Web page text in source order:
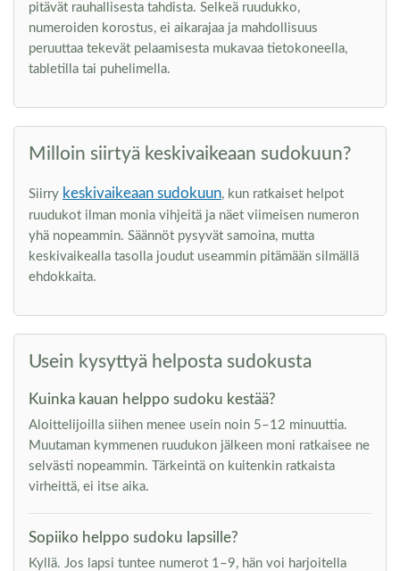
pitävät rauhallisesta tahdista. Selkeä ruudukko,
numeroiden korostus, ei aikarajaa ja mahdollisuus
peruuttaa tekevät pelaamisesta mukavaa tietokoneella,
tabletilla tai puhelimella.
Milloin siirtyä keskivaikeaan sudokuun?
Siirry keskivaikeaan sudokuun, kun ratkaiset helpot
ruudukot ilman monia vihjeitä ja näet viimeisen numeron
yhä nopeammin. Säännöt pysyvät samoina, mutta
keskivaikealla tasolla joudut useammin pitämään silmällä
ehdokkaita.
Usein kysyttyä helposta sudokusta
Kuinka kauan helppo sudoku kestää?
Aloittelijoilla siihen menee usein noin 5–12 minuuttia.
Muutaman kymmenen ruudukon jälkeen moni ratkaisee ne
selvästi nopeammin. Tärkeintä on kuitenkin ratkaista
virheittä, ei itse aika.
Sopiiko helppo sudoku lapsille?
Kyllä. Jos lapsi tuntee numerot 1–9, hän voi harjoitella